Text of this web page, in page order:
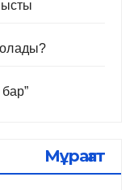
Мұрағат